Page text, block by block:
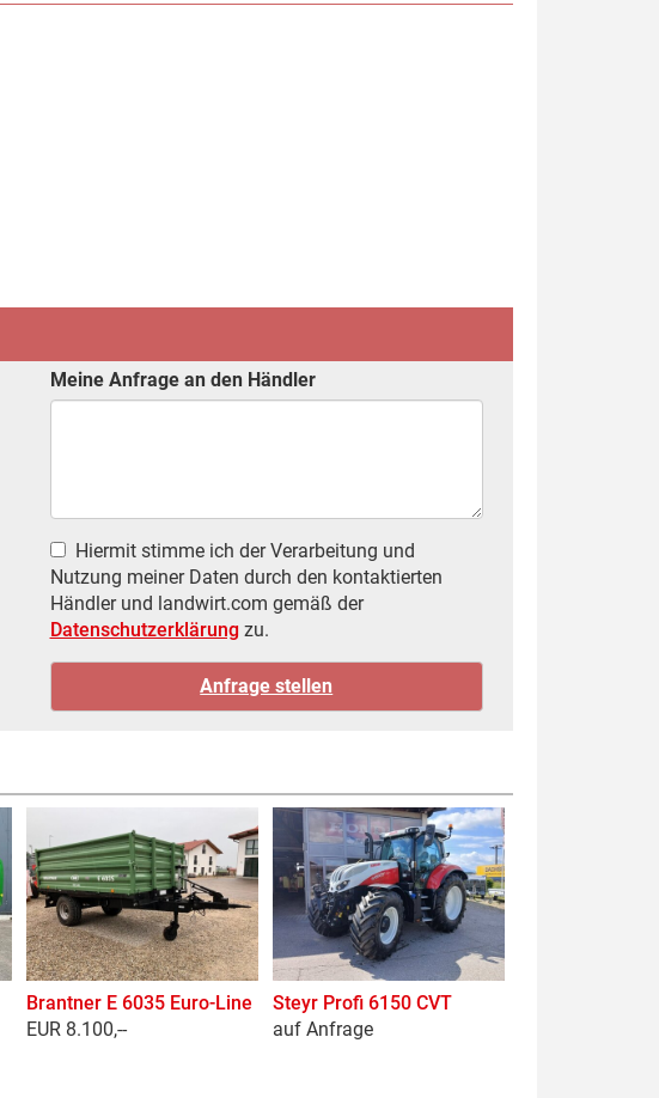
Meine Anfrage an den Händler
Hiermit stimme ich der Verarbeitung und
Nutzung meiner Daten durch den kontaktierten
Händler und landwirt.com gemäß der
Datenschutzerklärung zu.
Brantner E 6035 Euro-Line
EUR 8.100,--
Steyr Profi 6150 CVT
auf Anfrage